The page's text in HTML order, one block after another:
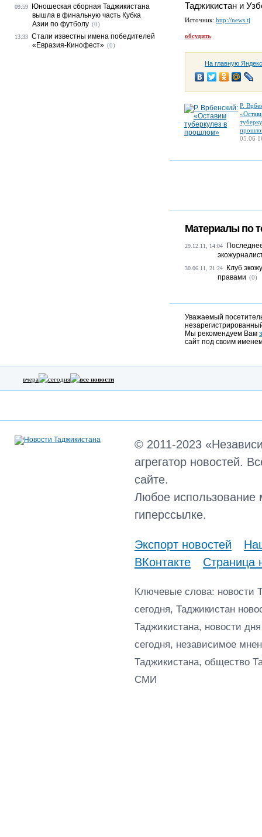
Таджикистан и
Источник: http://news.tj
обсудить
На главную
Р.
05.06
Материалы по
29.12.11, 14:04
30.06.11, 21:24
Клуб
правами (0)
Уважаемый
Мы рекомендуем Вам
сайт под своим
09:59
Юношеская сборная Таджикистана
вышла в финальную часть Кубка
Азии по футболу (0)
13:33 Стали известны имена победителей
«Евразия-Кинофест» (0)
вчера сегодня все новости
© 2011-2023
агрегатор новостей.
сайте.
Любое использование
гиперссылке.
Экспорт новостей
ВКонтакте
Страница
Ключевые слова: новости
сегодня, Таджикистан
Таджикистана, новости
сегодня, независимое
Таджикистана, общество
СМИ